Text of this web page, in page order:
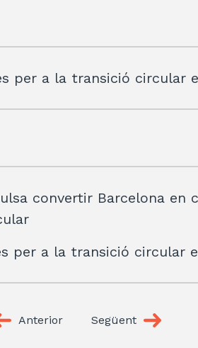
per a la transició circular
convertir Barcelona en
per a la transició circular
Anterior Següent